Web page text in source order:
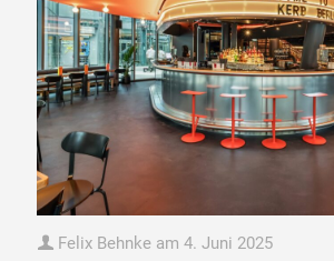
Felix Behnke am 4. Juni 2025